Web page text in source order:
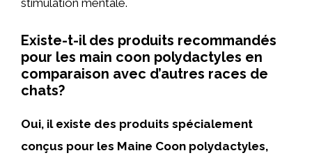
stimulation mentale.
Existe-t-il des produits recommandés
pour les main coon polydactyles en
comparaison avec d’autres races de
chats?
Oui, il existe des produits spécialement
conçus pour les Maine Coon polydactyles,